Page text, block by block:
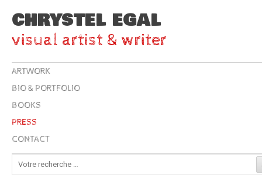
CHRYSTEL EGAL
visual artist & writer
ARTWORK
BIO & PORTFOLIO
BOOKS
PRESS
CONTACT